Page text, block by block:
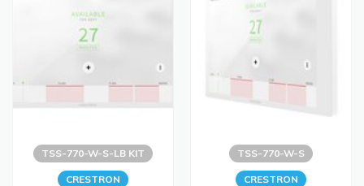
TSS-770-W-S-LB KIT
CRESTRON
TSS-770-W-S
CRESTRON